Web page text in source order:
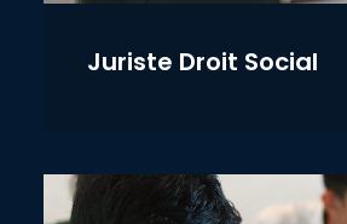
Juriste Droit Social